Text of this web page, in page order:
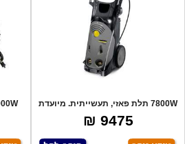
7800W תלת פאזי, תעשייתית. מיועדת
לעבודה
9475 ₪